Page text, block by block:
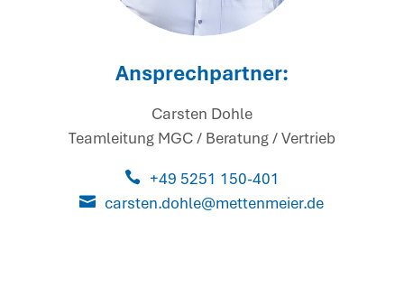
Ansprechpartner:
Carsten Dohle
Teamleitung MGC / Beratung / Vertrieb
 +49 5251 150-401
 carsten.dohle@mettenmeier.de